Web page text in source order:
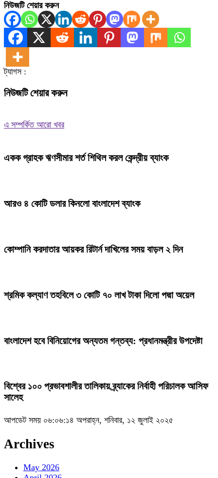
নিউজটি শেয়ার করুন
ট্যাগস :
নিউজটি শেয়ার করুন
এ সম্পর্কিত আরো খবর
একক গ্রাহক ঋণসীমার শর্ত শিথিল করল কেন্দ্রীয় ব্যাংক
আরও ৪ কোটি ডলার কিনলো বাংলাদেশ ব্যাংক
কোম্পানি করদাতার আয়কর রিটার্ন দাখিলের সময় বাড়ল ২ দিন
শ্রমিক কল্যাণ তহবিলে ৩ কোটি ৭০ লাখ টাকা দিলো পদ্মা অয়েল
বাংলাদেশ হবে বিনিয়োগের অন্যতম গন্তব্য: প্রধানমন্ত্রীর উপদেষ্টা
বিশ্বের ১০০ প্রভাবশালীর তালিকায় ব্র্যাকের নির্বাহী পরিচালক আসিফ
সালেহ
আপডেট সময় ০৬:০৬:১৪ অপরাহ্ন, শনিবার, ১২ জুলাই ২০২৫
Archives
May 2026